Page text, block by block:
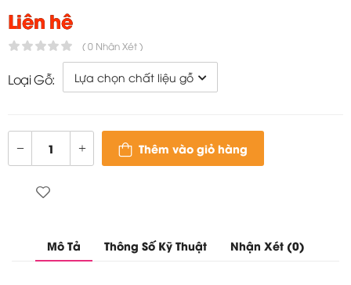
Liên hệ
( 0 Nhận Xét )
Loại Gỗ:
Thêm vào giỏ hàng
Mô Tả Thông Số Kỹ Thuật Nhận Xét (0)